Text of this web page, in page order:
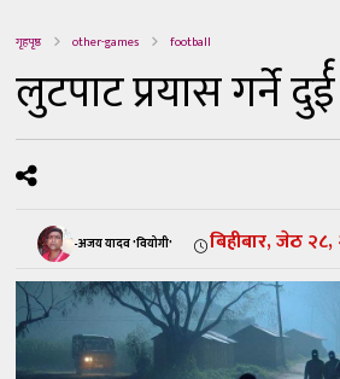
गृहपृष्ठ other-games football
लुटपाट प्रयास गर्ने
-अजय यादव 'वियोगी' बिहीबार, जेठ